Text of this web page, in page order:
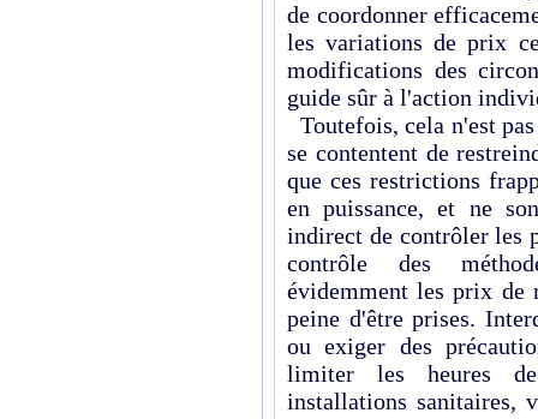
de coordonner
les variations de prix
modifications des
guide sûr à l'action
Toutefois, cela n'est
se contentent de
que ces restrictions
en puissance, et ne
indirect de contrôler les
contrôle des
évidemment les prix de
peine d'être prises.
ou exiger des
limiter les heures
installations sanitaires,